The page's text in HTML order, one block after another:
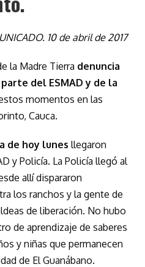
10 de abril de 2017
la Madre Tierra denuncia
del ESMAD y de la
momentos en las
Cauca.
de hoy lunes llegaron
y Policía. La Policía llegó al
allí dispararon
los ranchos y la gente de
de liberación. No hubo
de aprendizaje de saberes
y niñas que permanecen
de El Guanábano.